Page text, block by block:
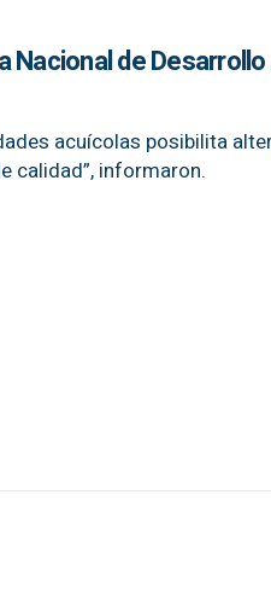
Nacional de
acuícolas posibilita
calidad”, informaron.